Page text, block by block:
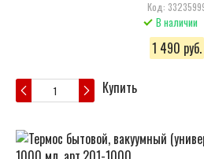
Код:
В наличии
1 490 руб.
Купить